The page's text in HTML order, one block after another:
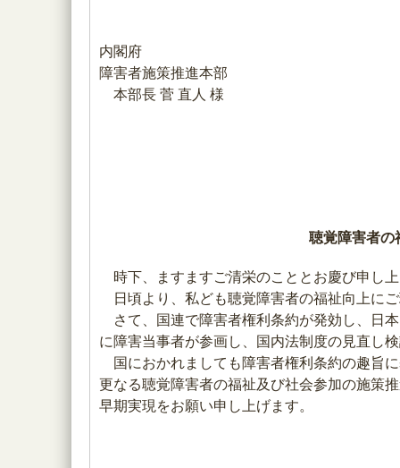
内閣府
障害者施策推進本部
本部長 菅 直人 様
聴覚障害者の
時下、ますますご清栄のこととお慶び申し
日頃より、私ども聴覚障害者の福祉向上に
さて、国連で障害者権利条約が発効し、日
に障害当事者が参画し、国内法制度の見直し
国におかれましても障害者権利条約の趣旨
更なる聴覚障害者の福祉及び社会参加の施策
早期実現をお願い申し上げます。